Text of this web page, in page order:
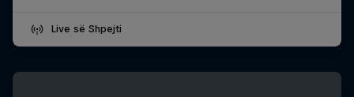
Live së Shpejti